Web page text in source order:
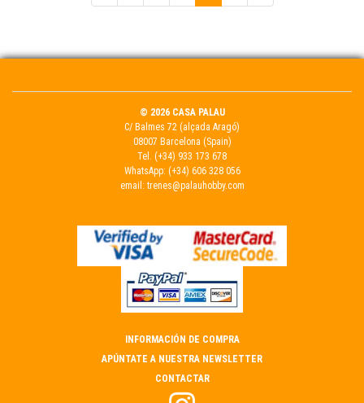
© 2026 CASA PALAU
C/ Balmes 72 (alçada Aragó)
08007 Barcelona (Spain)
Tel. (+34) 933 173 678
WhatsApp: (+34) 606 328 056
email: trenes@palauhobby.com
INFORMACIÓN DE COMPRA
APÚNTATE A NUESTRA NEWSLETTER
CONTACTAR